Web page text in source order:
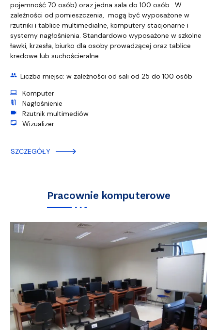
pojemność 70 osób) oraz jedna sala do 100 osób . W
zależności od pomieszczenia, mogą być wyposażone w
rzutniki i tablice multimedialne, komputery stacjonarne i
systemy nagłośnienia. Standardowo wyposażone w szkolne
ławki, krzesła, biurko dla osoby prowadzącej oraz tablice
kredowe lub suchościeralne.
group Liczba miejsc: w zależności od sali od 25 do 100 osób
computer Komputer
mic_external_on Nagłośnienie
videocam Rzutnik multimediów
screenshot_monitor Wizualizer
SZCZEGÓŁY
Pracownie komputerowe